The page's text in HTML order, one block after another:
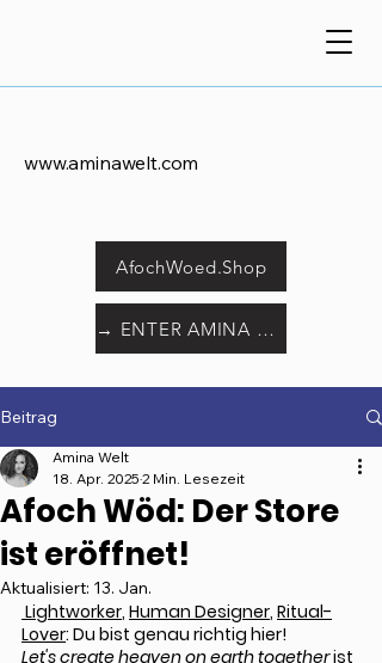
www.aminawelt.com
AfochWoed.Shop
→ ENTER AMINA WORLD
Beitrag
Afoch Wöd: Der Store
ist eröffnet!
Amina Welt
18. Apr. 2025 2 Min. Lesezeit
Aktualisiert: 13. Jan.
Lightworker, Human Designer, Ritual-
Lover: Du bist genau richtig hier!
Let's create heaven on earth together ist